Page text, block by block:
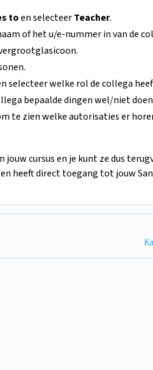
toen selecteerTeacher.
of het u/e-nummer in van de
selecteer welke rol de collega
bepaalde dingen wel/niet
te zien welke autorisaties er
jouw cursus en je kunt ze dus
heeft direct toegang tot jouw